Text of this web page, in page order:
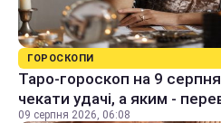
ГОРОСКОПИ
Таро-гороскоп на 9
чекати удачі, а яким -
09 серпня 2026, 06:08